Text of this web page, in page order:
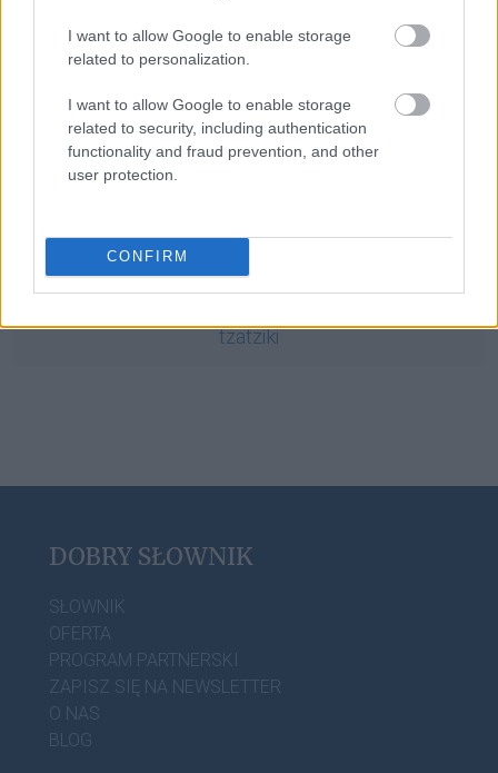
I want to allow Google to enable storage
related to personalization.
I want to allow Google to enable storage
related to security, including authentication
functionality and fraud prevention, and other
user protection.
CONFIRMpodawać w wątpliwość
tzatziki
DOBRY SŁOWNIK
SŁOWNIK
OFERTA
PROGRAM PARTNERSKI
ZAPISZ SIĘ NA NEWSLETTER
O NAS
BLOG